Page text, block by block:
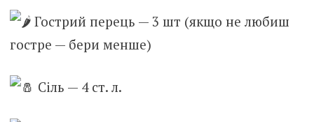
Гострий перець — 3 шт (якщо не любиш
гостре — бери менше)
Сіль — 4 ст. л.